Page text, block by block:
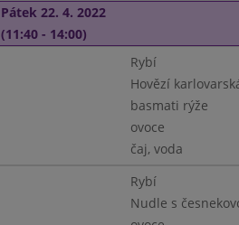
Pátek 22. 4. 2022
(11:40 - 14:00)
Rybí
Hovězí
basmati rýže
ovoce
čaj, voda
Rybí
Nudle s